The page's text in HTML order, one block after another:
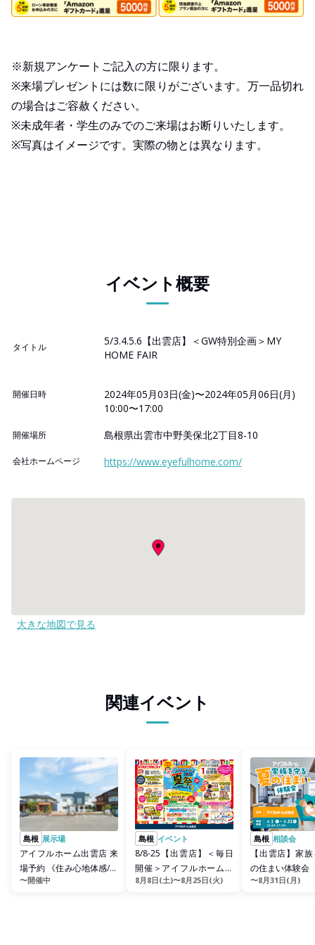
※新規アンケートご記入の方に限ります。
※来場プレゼントには数に限りがございます。万一品切れ
の場合はご容赦ください。
※未成年者・学生のみでのご来場はお断りいたします。
※写真はイメージです。実際の物とは異なります。
イベント概要
タイトル
5/3.4.5.6【出雲店】＜GW特別企画＞MY
HOME FAIR
開催日時
2024年05月03日(金)〜2024年05月06日(月)
10:00〜17:00
開催場所 島根県出雲市中野美保北2丁目8-10
会社ホームページ https://www.eyefulhome.com/
大きな地図で見る
関連イベント
島根 展示場
アイフルホーム出雲店 来
場予約 《住み心地体感/モ
デルハウス/収納/性能/...
〜開催中
島根 イベント
8/8-25【出雲店】＜毎日
開催＞アイフルホームの
2026夏祭り (住み心...
8月8日(土)〜8月25日(火)
島根 相談会
【出雲店】家
の住まい体験会
〜8月31日(月)